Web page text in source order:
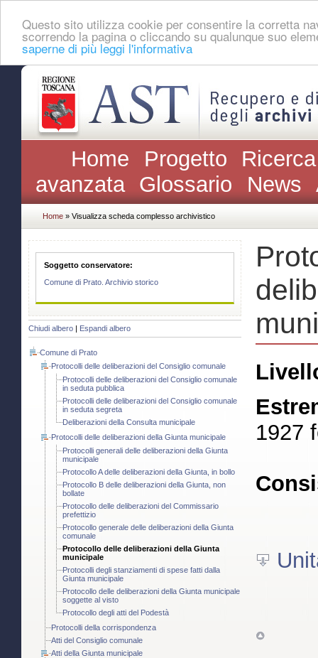
Questo sito utilizza cookie per consentire la corretta
scorrendo la pagina o cliccando su qualunque suo
saperne di più leggi l'informativa
Home Progetto
avanzata Glossario News
Home » Visualizza scheda complesso archivistico
Soggetto conservatore:
Comune di Prato. Archivio storico
Chiudi albero Espandi albero
Comune di Prato
Protocolli delle deliberazioni del Consiglio comunale
Protocolli delle deliberazioni del Consiglio comunale
in seduta pubblica
Protocolli delle deliberazioni del Consiglio comunale
in seduta segreta
Deliberazioni della Consulta municipale
Protocolli delle deliberazioni della Giunta municipale
Protocolli generali delle deliberazioni della Giunta
municipale
Protocollo A delle deliberazioni della Giunta, in bollo
Protocollo B delle deliberazioni della Giunta, non
bollate
Protocollo delle deliberazioni del Commissario
prefettizio
Protocollo generale delle deliberazioni della Giunta
comunale
Protocollo delle deliberazioni della Giunta
municipale
Protocolli degli stanziamenti di spese fatti dalla
Giunta municipale
Protocollo delle deliberazioni della Giunta municipale
soggette al visto
Protocollo degli atti del Podestà
Protocolli della corrispondenza
Atti del Consiglio comunale
Atti della Giunta municipale
1927